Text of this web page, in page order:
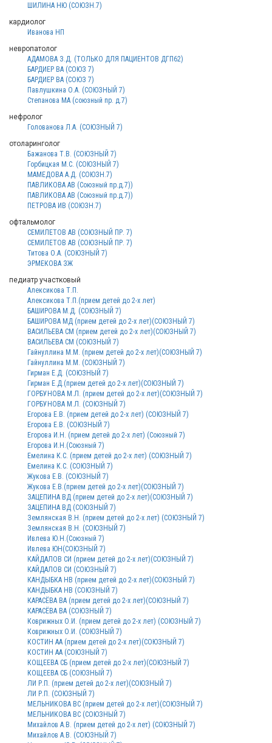
ШИЛИНА НЮ (СОЮЗН.7)
кардиолог
Иванова НП
невропатолог
АДАМОВА З.Д. (ТОЛЬКО ДЛЯ ПАЦИЕНТОВ ДГП62)
БАРДИЕР ВА (СОЮЗ 7)
БАРДИЕР ВА (СОЮЗ 7)
Павлушкина О.А. (СОЮЗНЫЙ 7)
Степанова МА (союзный пр. д.7)
нефролог
Голованова Л.А. (СОЮЗНЫЙ 7)
отоларинголог
Бажанова Т.В. (СОЮЗНЫЙ 7)
Горбицкая М.С. (СОЮЗНЫЙ 7)
МАМЕДОВА А.Д. (СОЮЗН.7)
ПАВЛИКОВА АВ (Союзный пр.д.7))
ПАВЛИКОВА АВ (Союзный пр.д.7))
ПЕТРОВА ИВ (СОЮЗН.7)
офтальмолог
СЕМИЛЕТОВ АВ (СОЮЗНЫЙ ПР. 7)
СЕМИЛЕТОВ АВ (СОЮЗНЫЙ ПР. 7)
Титова О.А. (СОЮЗНЫЙ 7)
ЭРМЕКОВА ЗЖ
педиатр участковый
Алексикова Т.П.
Алексикова Т.П.(прием детей до 2-х лет)
БАШИРОВА М.Д. (СОЮЗНЫЙ 7)
БАШИРОВА МД (прием детей до 2-х лет)(СОЮЗНЫЙ 7)
ВАСИЛЬЕВА СМ (прием детей до 2-х лет)(СОЮЗНЫЙ 7)
ВАСИЛЬЕВА СМ (СОЮЗНЫЙ 7)
Гайнуллина М.М. (прием детей до 2-х лет)(СОЮЗНЫЙ 7)
Гайнуллина М.М. (СОЮЗНЫЙ 7)
Гирман Е.Д. (СОЮЗНЫЙ 7)
Гирман Е.Д.(прием детей до 2-х лет)(СОЮЗНЫЙ 7)
ГОРБУНОВА М.Л. (прием детей до 2-х лет)(СОЮЗНЫЙ 7)
ГОРБУНОВА М.Л. (СОЮЗНЫЙ 7)
Егорова Е.В. (прием детей до 2-х лет) (СОЮЗНЫЙ 7)
Егорова Е.В. (СОЮЗНЫЙ 7)
Егорова И.Н. (прием детей до 2-х лет) (Союзный 7)
Егорова И.Н.(Союзный 7)
Емелина К.С. (прием детей до 2-х лет) (СОЮЗНЫЙ 7)
Емелина К.С. (СОЮЗНЫЙ 7)
Жукова Е.В. (СОЮЗНЫЙ 7)
Жукова Е.В.(прием детей до 2-х лет)(СОЮЗНЫЙ 7)
ЗАЦЕПИНА ВД (прием детей до 2-х лет)(СОЮЗНЫЙ 7)
ЗАЦЕПИНА ВД (СОЮЗНЫЙ 7)
Землянская В.Н. (прием детей до 2-х лет) (СОЮЗНЫЙ 7)
Землянская В.Н. (СОЮЗНЫЙ 7)
Ивлева Ю.Н.(Союзный 7)
Ивлева ЮН(СОЮЗНЫЙ 7)
КАЙДАЛОВ СИ (прием детей до 2-х лет)(СОЮЗНЫЙ 7)
КАЙДАЛОВ СИ (СОЮЗНЫЙ 7)
КАНДЫБКА НВ (прием детей до 2-х лет)(СОЮЗНЫЙ 7)
КАНДЫБКА НВ (СОЮЗНЫЙ 7)
КАРАСЁВА ВА (прием детей до 2-х лет)(СОЮЗНЫЙ 7)
КАРАСЁВА ВА (СОЮЗНЫЙ 7)
Коврижных О.И. (прием детей до 2-х лет) (СОЮЗНЫЙ 7)
Коврижных О.И. (СОЮЗНЫЙ 7)
КОСТИН АА (прием детей до 2-х лет)(СОЮЗНЫЙ 7)
КОСТИН АА (СОЮЗНЫЙ 7)
КОЩЕЕВА СБ (прием детей до 2-х лет)(СОЮЗНЫЙ 7)
КОЩЕЕВА СБ (СОЮЗНЫЙ 7)
ЛИ Р.П. (прием детей до 2-х лет)(СОЮЗНЫЙ 7)
ЛИ Р.П. (СОЮЗНЫЙ 7)
МЕЛЬНИКОВА ВС (прием детей до 2-х лет)(СОЮЗНЫЙ 7)
МЕЛЬНИКОВА ВС (СОЮЗНЫЙ 7)
Михайлов А.В. (прием детей до 2-х лет) (СОЮЗНЫЙ 7)
Михайлов А.В. (СОЮЗНЫЙ 7)